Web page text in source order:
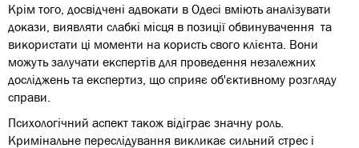
Крім того, досвідчені адвокати в Одесі вміють аналізувати
докази, виявляти слабкі місця в позиції обвинувачення та
використати ці моменти на користь свого клієнта. Вони
можуть залучати експертів для проведення незалежних
досліджень та експертиз, що сприяє об'єктивному розгляду
справи.
Психологічний аспект також відіграє значну роль.
Кримінальне переслідування викликає сильний стрес і